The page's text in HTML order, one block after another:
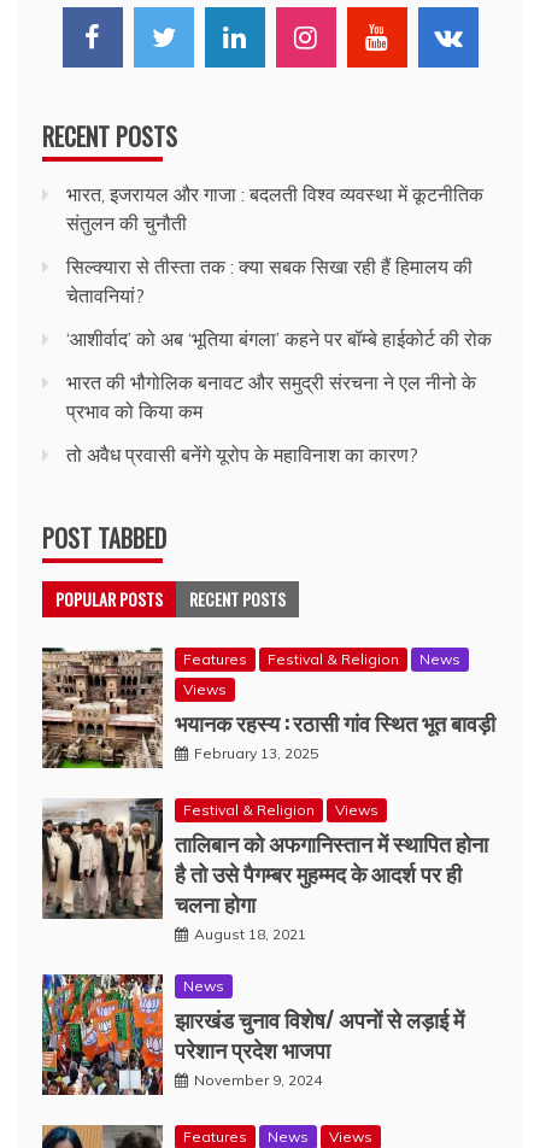
RECENT POSTS
भारत, इजरायल और गाजा : बदलती विश्व व्यवस्था में कूटनीतिक
संतुलन की चुनौती
सिल्क्यारा से तीस्ता तक : क्या सबक सिखा रही हैं हिमालय की
चेतावनियां?
‘आशीर्वाद’ को अब ‘भूतिया बंगला’ कहने पर बॉम्बे हाईकोर्ट की रोक
भारत की भौगोलिक बनावट और समुद्री संरचना ने एल नीनो के
प्रभाव को किया कम
तो अवैध प्रवासी बनेंगे यूरोप के महाविनाश का कारण?
POST TABBED
POPULAR POSTS RECENT POSTS
Features Festival & Religion
News
Views
भयानक रहस्य : रठासी गांव स्थित भूत बावड़ी
February 13, 2025
Festival & Religion Views
तालिबान को अफगानिस्तान में स्थापित होना
है तो उसे पैगम्बर मुहम्मद के आदर्श पर ही
चलना होगा
August 18, 2021
News
झारखंड चुनाव विशेष/ अपनों से लड़ाई में
परेशान प्रदेश भाजपा
November 9, 2024
Features News Views